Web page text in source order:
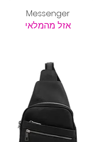
תצוגה מהירה
Messenger
אזל מהמלאי